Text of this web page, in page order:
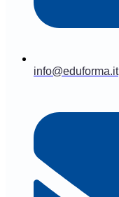
info@eduforma.it